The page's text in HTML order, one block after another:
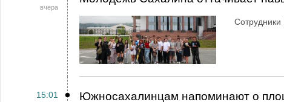
вчера
15:01 Южносахалинцам напоминают о